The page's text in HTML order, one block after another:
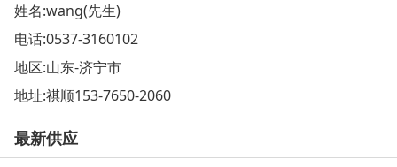
姓名:wang(先生)
电话:0537-3160102
地区:山东-济宁市
地址:祺顺153-7650-2060
最新供应